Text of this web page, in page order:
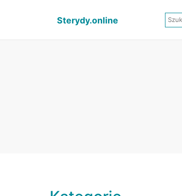
Sterydy.online